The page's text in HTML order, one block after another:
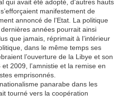
qui avait été adopté, d’autres hauts
manifestement de
annoncé de l’Etat. La politique
années pourrait ainsi
que jamais, réprimait à l’intérieur
dans le même temps ses
l’ouverture de la Libye et son
2009, l’amnistie et la remise en
emprisonnés.
panarabe dans les
tourné vers la coopération